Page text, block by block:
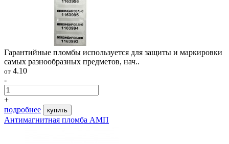
Гарантийные пломбы используется для защиты и маркировки
самых разнообразных предметов, нач..
от 4.10
-
+
подробнее
купить
Антимагнитная пломба АМП